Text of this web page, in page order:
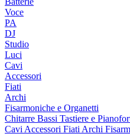
Voce
PA
DJ
Studio
Luci
Cavi
Accessori
Fiati
Archi
Fisarmoniche e Organetti
Chitarre Bassi Tastiere e
Cavi Accessori Fiati Archi